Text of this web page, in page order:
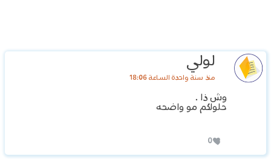
لولي
منذ سنة واحدة الساعة 18:06
وش ذا .
حلولكم مو واضحه
0